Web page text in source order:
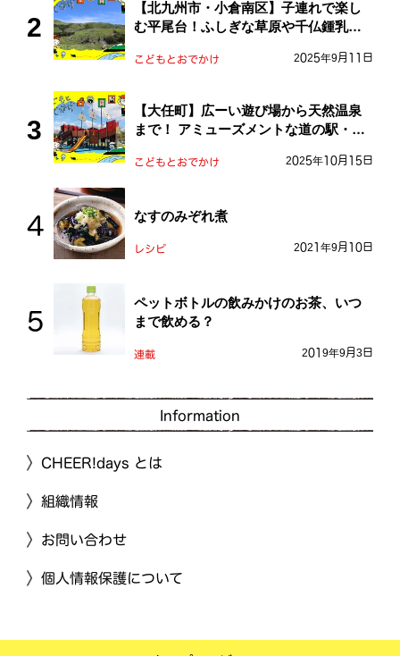
【北九州市・小倉南区】子連れで楽し
む平尾台！ふしぎな草原や千仏鍾乳洞
こどもとおでかけ 2025年9月11日
【大任町】広ーい遊び場から天然温泉
まで！ アミューズメントな道の駅・お
こどもとおでかけ 2025年10月15日
なすのみぞれ煮
レシピ 2021年9月10日
ペットボトルの飲みかけのお茶、いつ
まで飲める？
連載 2019年9月3日
Information
CHEER!days とは
組織情報
お問い合わせ
個人情報保護について